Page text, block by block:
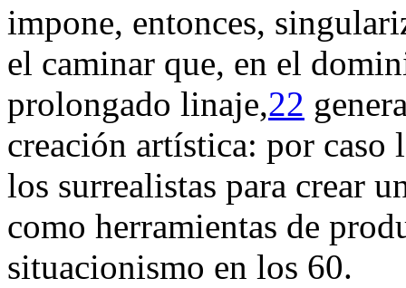
impone, entonces,
el caminar que, en el
prolongado linaje,22
creación artística: por caso
los surrealistas para crear
como herramientas de
situacionismo en los 60.